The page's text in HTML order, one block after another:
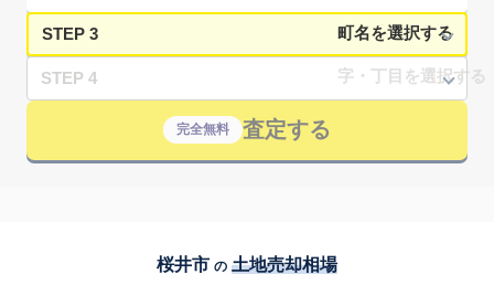
STEP 3
STEP 4
完全無料 査定する
桜井市 の 土地売却相場